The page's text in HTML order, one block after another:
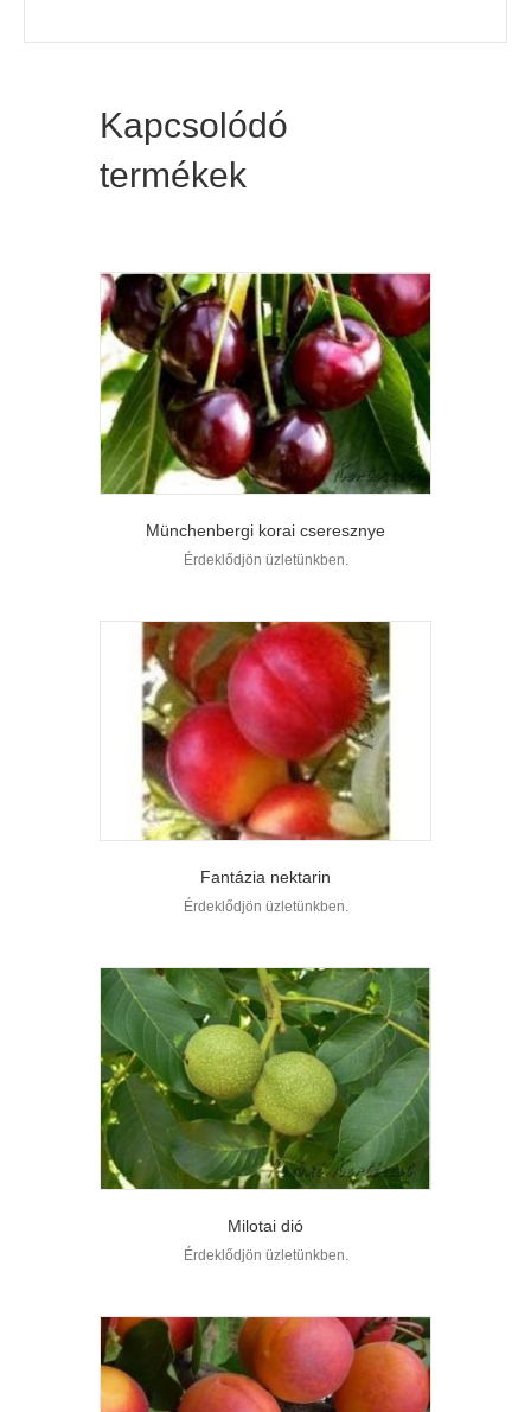
Kapcsolódó
termékek
Münchenbergi korai cseresznye
Érdeklődjön üzletünkben.
Fantázia nektarin
Érdeklődjön üzletünkben.
Milotai dió
Érdeklődjön üzletünkben.